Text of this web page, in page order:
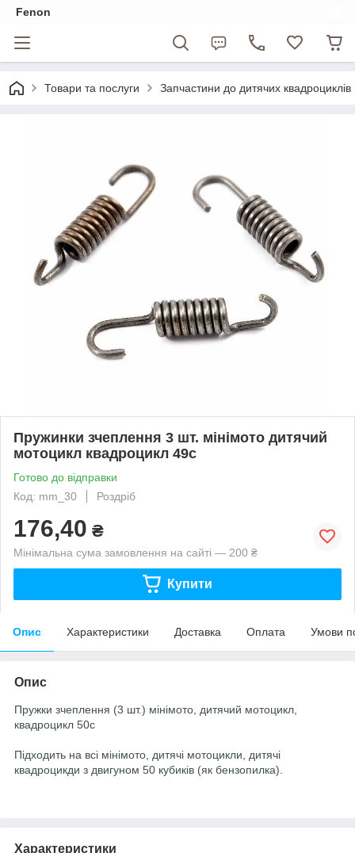
Fenon
Товари та послуги Запчастини до дитячих квадроциклів
Пружинки зчеплення 3 шт. мінімото дитячий
мотоцикл квадроцикл 49с
Готово до відправки
Код: mm_30
Роздріб
176,40 ₴
Мінімальна сума замовлення на сайті — 200 ₴
Купити
Опис Характеристики Доставка Оплата Умови
Опис
Пружки зчеплення (3 шт.) мінімото, дитячий мотоцикл,
квадроцикл 50c
Підходить на всі мінімото, дитячі мотоцикли, дитячі
квадроцикди з двигуном 50 кубиків (як бензопилка)
Характеристики